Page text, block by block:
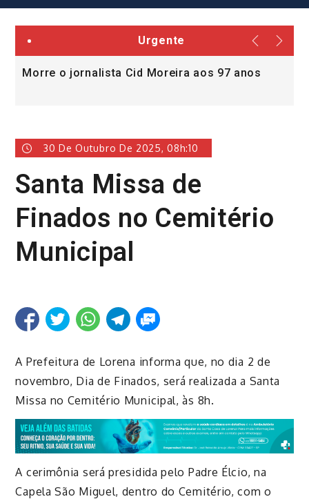
Urgente
Morre o jornalista Cid Moreira aos 97 anos
30 De Outubro De 2025, 08h:10
Santa Missa de
Finados no Cemitério
Municipal
A Prefeitura de Lorena informa que, no dia 2 de
novembro, Dia de Finados, será realizada a Santa
Missa no Cemitério Municipal, às 8h.
A cerimônia será presidida pelo Padre Élcio, na
Capela São Miguel, dentro do Cemitério, com o